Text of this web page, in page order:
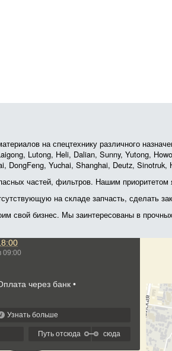
на спецтехнику различного
Lutong, Heli, Dalian, Sunny, Yutong,
DongFeng, Yuchai, Shanghai, Deutz, Sinotruk,
частей, фильтров. Нашим приоритетом
на складе запчасть, сделать
свой бизнес. Мы заинтересованы в